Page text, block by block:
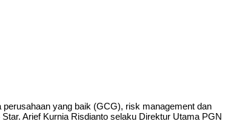
yang baik (GCG), risk management dan
Arief Kurnia Risdianto selaku Direktur Utama PGN